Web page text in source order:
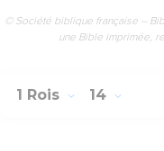
© Société biblique française –
une Bible imprimée,
1 Rois 14